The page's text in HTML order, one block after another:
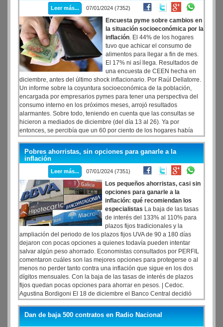
Leer más... 07/01/2024 (7352)
Encuesta pyme sobre cambios en
la situación socioeconómica por la
inflación. El 44% de los hogares
tuvo que achicar el consumo de
alimentos para llegar a fin de mes.
El 17% ni así llega. Resultados de
una encuesta de CEEN hecha en
diciembre, antes del último shock inflacionario. Por Raúl Dellatorre.
Un informe sobre la coyuntura socioeconómica de la población,
encargada por empresarios pymes para tener una perspectiva del
consumo interno en los próximos meses, arrojó resultados
alarmantes. Sobre todo, teniendo en cuenta que las consultas se
hicieron a mediados de diciembre (del día 13 al 26). Ya por
entonces, se percibía que un 60 por ciento de los hogares había
tenido que recortar gastos de consumo para llegar a fin de mes o,
directamente, no llegaba, y que casi la mitad de los hogares habían
tenido que endeudarse en ese mes. Entre los encuestados, el 55
por ciento reconocía que había tenido que reducir el consumo o
"bajar la calidad" en el rubro carnes y un 46 por ciento en lácteos.
Pobres ahorristas, sin opciones para ganarle a la
inflación
Leer más... 07/01/2024 (7351)
Los pequeños ahorristas, casi sin
opciones para ganarle a la
inflación: qué recomiendan los
especialistas La baja de las tasas
de interés del 133% al 110% para
plazos fijos tradicionales y la
ampliación del periodo de los plazos fijos UVA de 90 a 180 días
dejaron con pocas opciones a quienes todavía pueden intentar
salvar algún peso ahorrado. Economistas consultados por PERFIL
comentaron cuáles son las mejores opciones para protegerse o al
menos no perder tanto contra una inflación que sigue en los dos
dígitos mensuales. Con la baja de las tasas de interés de plazos
fijos quedan pocas opciones para ahorrar en pesos. | Cedoc.
Agustina Bordigoni El 18 de diciembre el Banco Central decidió
bajar las tasas de interés de los plazos fijos tradicionales del 133%
-que regía desde octubre- al 110%, con lo que el rendimiento
mensual bajó de 10,93% a 9,1%. Diez días después de eso, la
Dan de baja 500 contratos en Radio Nacional